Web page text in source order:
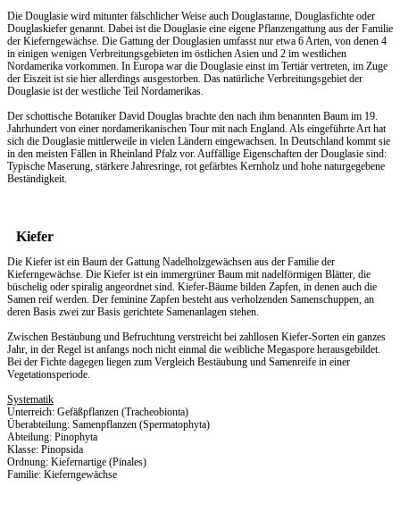
Die Douglasie wird mitunter fälschlicher Weise auch Douglastanne, Douglasfichte oder
Douglaskiefer genannt. Dabei ist die Douglasie eine eigene Pflanzengattung aus der Familie
der Kieferngewächse. Die Gattung der Douglasien umfasst nur etwa 6 Arten, von denen 4
in einigen wenigen Verbreitungsgebieten im östlichen Asien und 2 im westlichen
Nordamerika vorkommen. In Europa war die Douglasie einst im Tertiär vertreten, im Zuge
der Eiszeit ist sie hier allerdings ausgestorben. Das natürliche Verbreitungsgebiet der
Douglasie ist der westliche Teil Nordamerikas.
Der schottische Botaniker David Douglas brachte den nach ihm benannten Baum im 19.
Jahrhundert von einer nordamerikanischen Tour mit nach England. Als eingeführte Art hat
sich die Douglasie mittlerweile in vielen Ländern eingewachsen. In Deutschland kommt sie
in den meisten Fällen in Rheinland Pfalz vor. Auffällige Eigenschaften der Douglasie sind:
Typische Maserung, stärkere Jahresringe, rot gefärbtes Kernholz und hohe naturgegebene
Beständigkeit.
Kiefer
Die Kiefer ist ein Baum der Gattung Nadelholzgewächsen aus der Familie der
Kieferngewächse. Die Kiefer ist ein immergrüner Baum mit nadelförmigen Blätter, die
büschelig oder spiralig angeordnet sind. Kiefer-Bäume bilden Zapfen, in denen auch die
Samen reif werden. Der feminine Zapfen besteht aus verholzenden Samenschuppen, an
deren Basis zwei zur Basis gerichtete Samenanlagen stehen.
Zwischen Bestäubung und Befruchtung verstreicht bei zahllosen Kiefer-Sorten ein ganzes
Jahr, in der Regel ist anfangs noch nicht einmal die weibliche Megaspore herausgebildet.
Bei der Fichte dagegen liegen zum Vergleich Bestäubung und Samenreife in einer
Vegetationsperiode.
Systematik
Unterreich: Gefäßpflanzen (Tracheobionta)
Überabteilung: Samenpflanzen (Spermatophyta)
Abteilung: Pinophyta
Klasse: Pinopsida
Ordnung: Kiefernartige (Pinales)
Familie: Kieferngewächse